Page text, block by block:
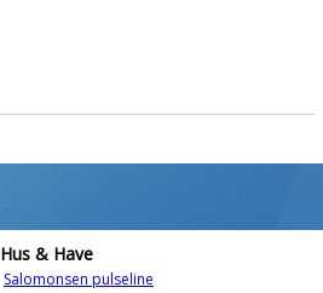
Hus & Have
Salomonsen pulseline